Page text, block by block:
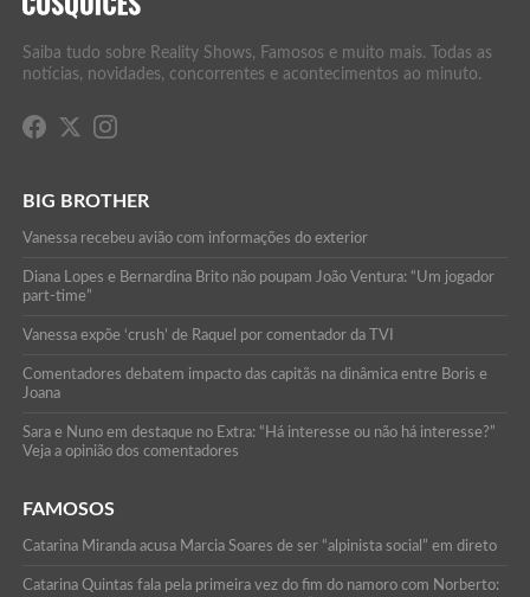
Saiba tudo sobre Reality Shows, Famosos e muito mais. Todas as
notícias, novidades, concorrentes e acontecimentos ao minuto.
BIG BROTHER
Vanessa recebeu avião com informações do exterior
Diana Lopes e Bernardina Brito não poupam João Ventura: “Um jogador
part-time”
Vanessa expõe ‘crush’ de Raquel por comentador da TVI
Comentadores debatem impacto das capitãs na dinâmica entre Boris e
Joana
Sara e Nuno em destaque no Extra: “Há interesse ou não há interesse?”
Veja a opinião dos comentadores
FAMOSOS
Catarina Miranda acusa Marcia Soares de ser “alpinista social” em direto
Catarina Quintas fala pela primeira vez do fim do namoro com Norberto: